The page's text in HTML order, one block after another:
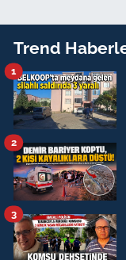
Trend
1
2
3